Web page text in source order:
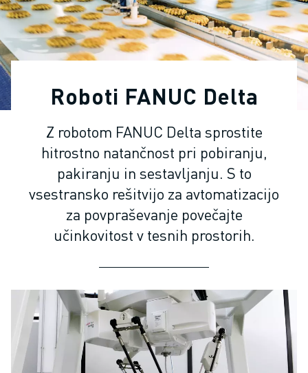
INDUSTRIJSKI ROBOTI
SODELUJOČI ROBOTI
NABOR ROBOTOV
KRMILNIKI ROBOTOV
DODATKI ZA ROBOTE
PROGRAMSKA OPREMA ROBOTOV
IZDELKI ZA IZOBRAŽEVALNO ROBOTIKO
AVTOMATIZACIJA ROBOTOV
ROBOTI ZA OBLOČNO VARJENJE
ČLENKASTI ROBOTI
ROBOTI DELTA
ROBOTI ZA PALETIRANJE
ROBOTI SCARA
KOMPAKTNI OBDELOVALNI CENTRI CNC
ISKALNIK ROBODRILL
ROBODRILL KOMPAKTNI OBDELOVALNI CENTRI CNC
Roboti FANUC Delta
Z robotom FANUC Delta sprostite
hitrostno natančnost pri pobiranju,
pakiranju in sestavljanju. S to
vsestransko rešitvijo za avtomatizacijo
za povpraševanje povečajte
učinkovitost v tesnih prostorih.